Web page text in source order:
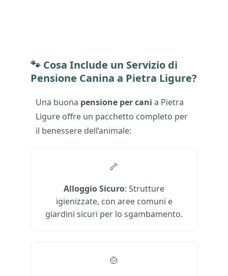
🐾 Cosa Include un Servizio di
Pensione Canina a Pietra Ligure?
Una buona pensione per cani a Pietra
Ligure offre un pacchetto completo per
il benessere dell’animale:
🦴
Alloggio Sicuro: Strutture
igienizzate, con aree comuni e
giardini sicuri per lo sgambamento.
🍲